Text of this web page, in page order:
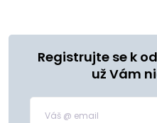
Registrujte se k
už Vám